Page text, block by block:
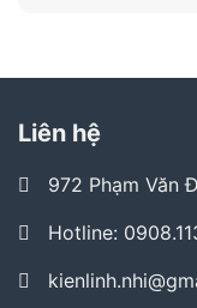
Liên hệ
972 Phạm Văn
Hotline: